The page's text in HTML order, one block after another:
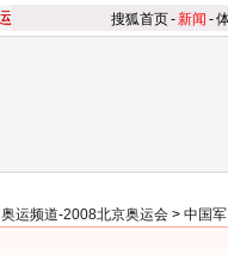
搜狐首页-新闻 -
奥运频道-2008北京奥运会 > 中国